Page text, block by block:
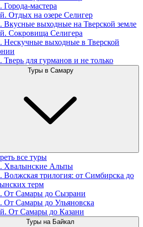
Города-мастера
Отдых на озере Селигер
Вкусные выходные на Тверской земле
Сокровища Селигера
Нескучные выходные в Тверской
Тверь для гурманов и не только
Туры в Самару
все туры
Хвалынские Альпы
Волжская трилогия: от Симбирска до
терм
От Самары до Сызрани
От Самары до Ульяновска
От Самары до Казани
Туры на Байкал